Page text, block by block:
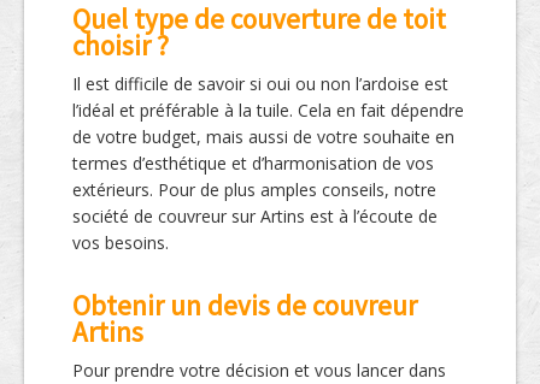
Quel type de couverture de toit
choisir ?
Il est difficile de savoir si oui ou non l’ardoise est
l’idéal et préférable à la tuile. Cela en fait dépendre
de votre budget, mais aussi de votre souhaite en
termes d’esthétique et d’harmonisation de vos
extérieurs. Pour de plus amples conseils, notre
société de couvreur sur Artins est à l’écoute de
vos besoins.
Obtenir un devis de couvreur
Artins
Pour prendre votre décision et vous lancer dans